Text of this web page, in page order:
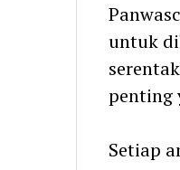
untuk
penting
Setiap